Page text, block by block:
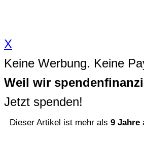
springen
X
Keine Werbung. Keine
Weil wir
Jetzt spenden!
Dieser Artikel ist mehr als 9 Jahre